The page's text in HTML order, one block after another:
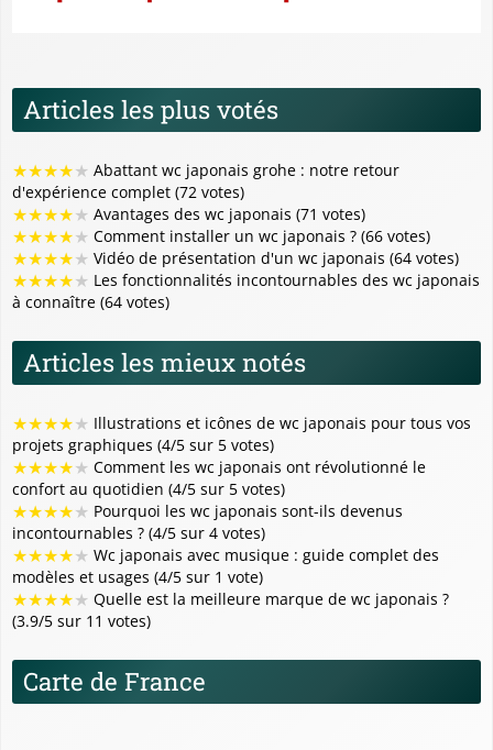
Articles les plus votés
★★★★★ Abattant wc japonais grohe : notre retour
d'expérience complet (72 votes)
★★★★★ Avantages des wc japonais (71 votes)
★★★★★ Comment installer un wc japonais ? (66 votes)
★★★★★ Vidéo de présentation d'un wc japonais (64 votes)
★★★★★ Les fonctionnalités incontournables des wc japonais
à connaître (64 votes)
Articles les mieux notés
★★★★★ Illustrations et icônes de wc japonais pour tous vos
projets graphiques (4/5 sur 5 votes)
★★★★★ Comment les wc japonais ont révolutionné le
confort au quotidien (4/5 sur 5 votes)
★★★★★ Pourquoi les wc japonais sont-ils devenus
incontournables ? (4/5 sur 4 votes)
★★★★★ Wc japonais avec musique : guide complet des
modèles et usages (4/5 sur 1 vote)
★★★★★ Quelle est la meilleure marque de wc japonais ?
(3.9/5 sur 11 votes)
Carte de France